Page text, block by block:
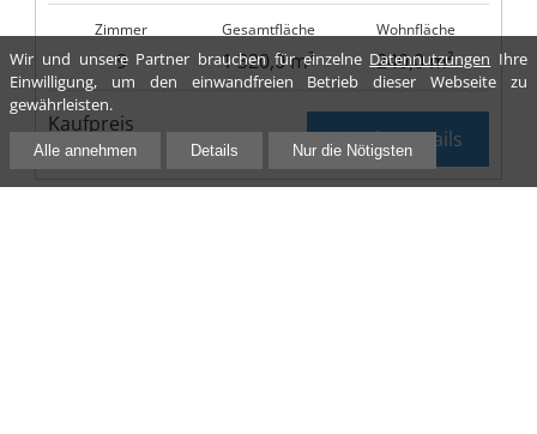
Zimmer
9
Gesamtfläche
1 320,0 m²
Wohnfläche
240,0 m²
Kaufpreis
198 000,00 €
mehr Details
Wir und unsere Partner brauchen für einzelne Datennutzungen Ihre
Einwilligung, um den einwandfreien Betrieb dieser Webseite zu
gewährleisten.
Alle annehmen Details Nur die Nötigsten